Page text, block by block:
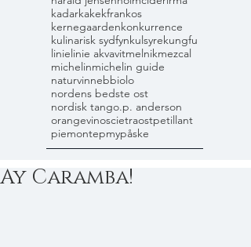
kadarkakekfrankos
kernegaardenkonkurrence
kulinarisk sydfynkulsyrekungfu
linielinie akvavitmelnikmezcal
michelinmichelin guide
naturvinnebbiolo
nordens bedste ost
nordisk tango.p. anderson
orangevinoscietraostpetillant
piemontepmypåske
Ay Caramba!